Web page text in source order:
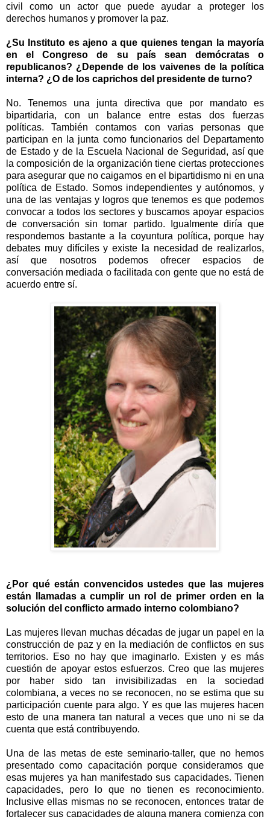
civil como un actor que puede ayudar a proteger los
derechos humanos y promover la paz.
¿Su Instituto es ajeno a que quienes tengan la mayoría
en el Congreso de su país sean demócratas o
republicanos? ¿Depende de los vaivenes de la política
interna? ¿O de los caprichos del presidente de turno?
No. Tenemos una junta directiva que por mandato es
bipartidaria, con un balance entre estas dos fuerzas
políticas. También contamos con varias personas que
participan en la junta como funcionarios del Departamento
de Estado y de la Escuela Nacional de Seguridad, así que
la composición de la organización tiene ciertas protecciones
para asegurar que no caigamos en el bipartidismo ni en una
política de Estado. Somos independientes y autónomos, y
una de las ventajas y logros que tenemos es que podemos
convocar a todos los sectores y buscamos apoyar espacios
de conversación sin tomar partido. Igualmente diría que
respondemos bastante a la coyuntura política, porque hay
debates muy difíciles y existe la necesidad de realizarlos,
así que nosotros podemos ofrecer espacios de
conversación mediada o facilitada con gente que no está de
acuerdo entre sí.
¿Por qué están convencidos ustedes que las mujeres
están llamadas a cumplir un rol de primer orden en la
solución del conflicto armado interno colombiano?
Las mujeres llevan muchas décadas de jugar un papel en la
construcción de paz y en la mediación de conflictos en sus
territorios. Eso no hay que imaginarlo. Existen y es más
cuestión de apoyar estos esfuerzos. Creo que las mujeres
por haber sido tan invisibilizadas en la sociedad
colombiana, a veces no se reconocen, no se estima que su
participación cuente para algo. Y es que las mujeres hacen
esto de una manera tan natural a veces que uno ni se da
cuenta que está contribuyendo.
Una de las metas de este seminario-taller, que no hemos
presentado como capacitación porque consideramos que
esas mujeres ya han manifestado sus capacidades. Tienen
capacidades, pero lo que no tienen es reconocimiento.
Inclusive ellas mismas no se reconocen, entonces tratar de
fortalecer sus capacidades de alguna manera comienza con